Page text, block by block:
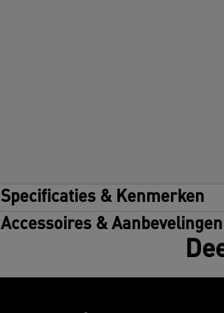
Specificaties & Kenmerken
Accessoires & Aanbevelingen